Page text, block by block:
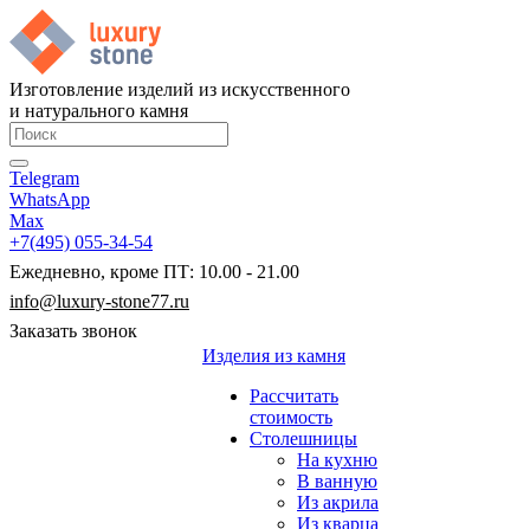
Изготовление изделий из искусственного
и натурального камня
Telegram
WhatsApp
Max
+7(495) 055-34-54
Ежедневно, кроме ПТ: 10.00 - 21.00
info@luxury-stone77.ru
Заказать звонок
Изделия из камня
Рассчитать
стоимость
Столешницы
На кухню
В ванную
Из акрила
Из кварца